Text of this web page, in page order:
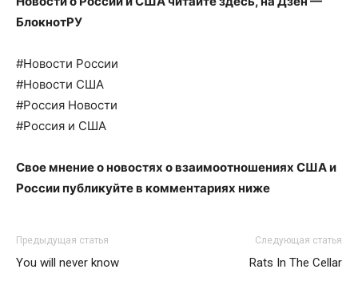
БлокнотРУ
#Новости России
#Новости США
#Россия Новости
#Россия и США
Свое мнение о новостях о взаимоотношениях США и
России публикуйте в комментариях ниже
Предыдущая статья
You will never know
Следующая статья
Rats In The Cellar